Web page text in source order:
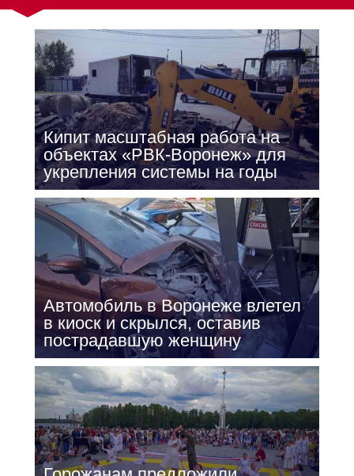
Кипит масштабная работа на
объектах «РВК-Воронеж» для
укрепления системы на годы
Автомобиль в Воронеже влетел
в киоск и скрылся, оставив
пострадавшую женщину